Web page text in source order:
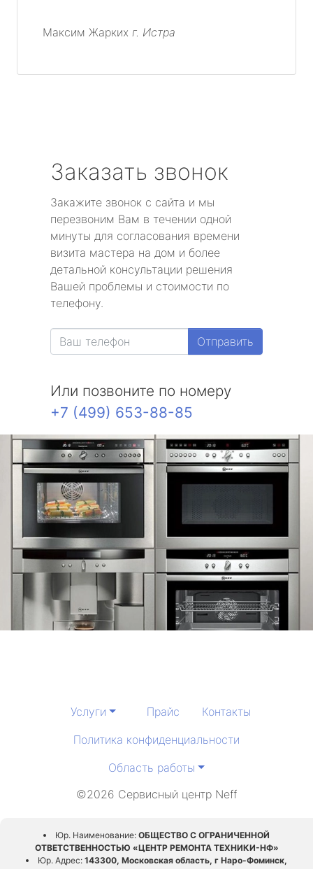
Максим Жарких г. Истра
Заказать звонок
Закажите звонок с сайта и мы
перезвоним Вам в течении одной
минуты для согласования времени
визита мастера на дом и более
детальной консультации решения
Вашей проблемы и стоимости по
телефону.
Отправить
Или позвоните по номеру
+7 (499) 653-88-85
Услуги Прайс
Контакты
Политика конфиденциальности
Область работы
©2026 Сервисный центр Neff
Юр. Наименование: ОБЩЕСТВО С ОГРАНИЧЕННОЙ
ОТВЕТСТВЕННОСТЬЮ «ЦЕНТР РЕМОНТА ТЕХНИКИ-НФ»
Юр. Адрес: 143300, Московская область, г Наро-Фоминск,